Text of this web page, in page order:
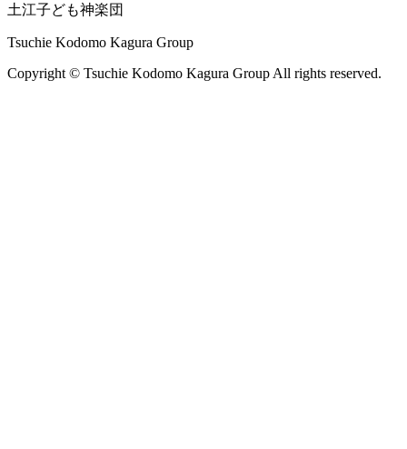
土江子ども神楽団
Tsuchie Kodomo Kagura Group
Copyright © Tsuchie Kodomo Kagura Group All rights reserved.